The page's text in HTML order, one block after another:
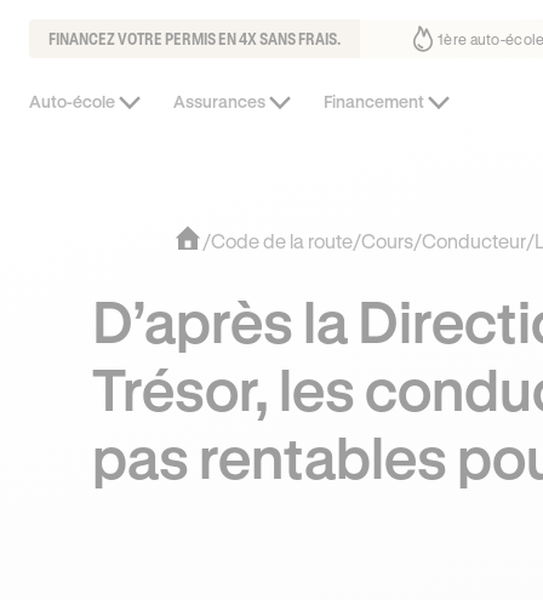
FINANCEZ VOTRE PERMIS EN 4X SANS FRAIS.
fait déjà confiance 30% moins chère que l’auto-école de votre
Auto-école Assurances Financement
/Code de la route/Cours/Conducteur/
D’après la
Trésor, les
pas rentables